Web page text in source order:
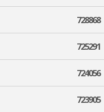
728868
725291
724056
723905